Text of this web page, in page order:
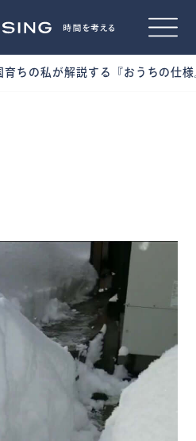
育ちの私が解説する『おうちの仕